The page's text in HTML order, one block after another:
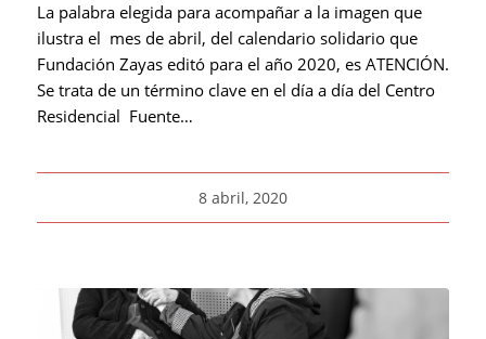
La palabra elegida para acompañar a la imagen que
ilustra el mes de abril, del calendario solidario que
Fundación Zayas editó para el año 2020, es ATENCIÓN.
Se trata de un término clave en el día a día del Centro
Residencial Fuente…
8 abril, 2020